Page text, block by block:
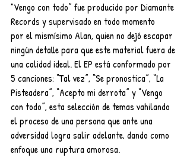
"Vengo con todo” fue producido por Diamante
Records y supervisado en todo momento
por el mismísimo Alan, quien no dejó escapar
ningún detalle para que este material fuera de
una calidad ideal. El EP está conformado por
5 canciones: “Tal vez”, “Se pronostica”, “La
Pisteadera”, “Acepto mi derrota” y “Vengo
con todo”, esta selección de temas vahilando
el proceso de una persona que ante una
adversidad logra salir adelante, dando como
enfoque una ruptura amorosa.